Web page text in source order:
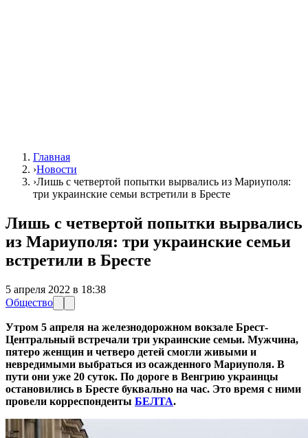
Главная
›Новости
›Лишь с четвертой попытки вырвались из Мариуполя:
три украинские семьи встретили в Бресте
Лишь с четвертой попытки вырвались
из Мариуполя: три украинские семьи
встретили в Бресте
5 апреля 2022 в 18:38
Общество
Утром 5 апреля на железнодорожном вокзале Брест-
Центральный встречали три украинские семьи. Мужчина,
пятеро женщин и четверо детей смогли живыми и
невредимыми выбраться из осажденного Мариуполя. В
пути они уже 20 суток. По дороге в Венгрию украинцы
остановились в Бресте буквально на час. Это время с ними
провели корреспонденты БЕЛТА.